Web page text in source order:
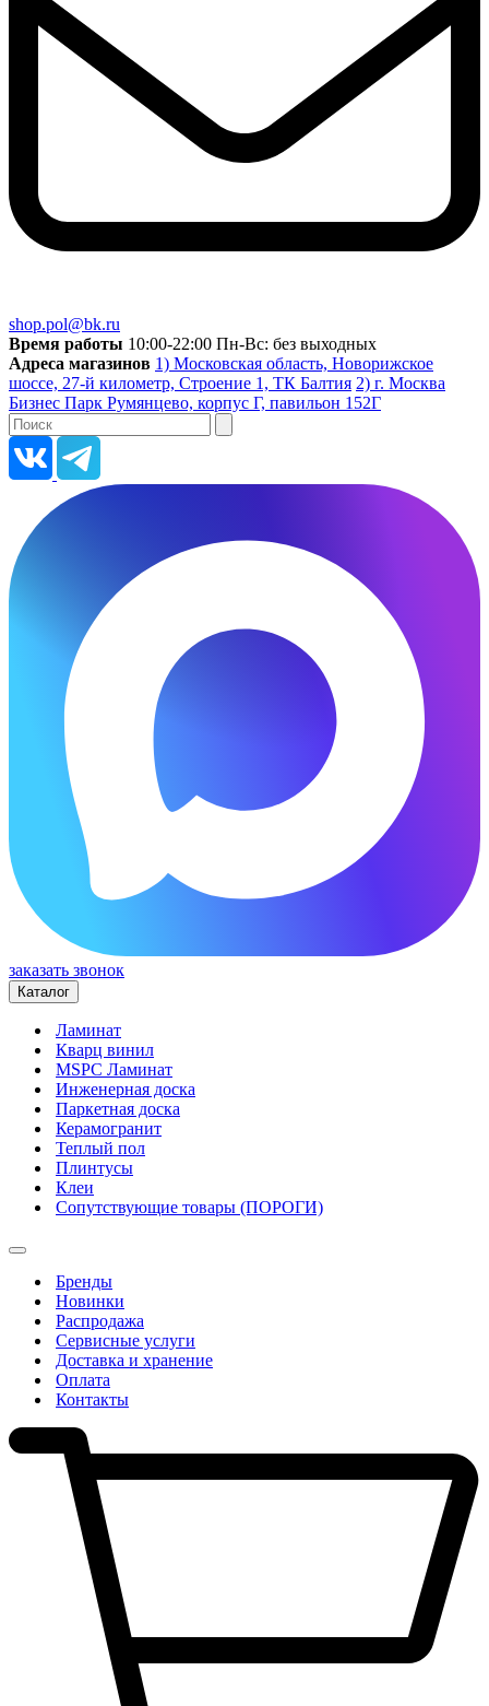
shop.pol@bk.ru
Время работы 10:00-22:00 Пн-Вс: без выходных
Адреса магазинов 1) Московская область, Новорижское
шоссе, 27-й километр, Строение 1, ТК Балтия 2) г. Москва
Бизнес Парк Румянцево, корпус Г, павильон 152Г
заказать звонок
Каталог
Ламинат
Кварц винил
MSPC Ламинат
Инженерная доска
Паркетная доска
Керамогранит
Теплый пол
Плинтусы
Клеи
Сопутствующие товары (ПОРОГИ)
Бренды
Новинки
Распродажа
Сервисные услуги
Доставка и хранение
Оплата
Контакты